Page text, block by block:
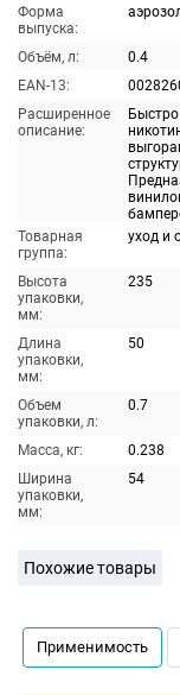
Форма
выпуска:
Объём, л:
0.4
EAN-13:
Расширенное
описание:
Товарная
группа:
уход и
Высота
упаковки,
мм:
235
Длина
упаковки,
мм:
50
Объем
упаковки, л:
0.7
Масса, кг:
0.238
Ширина
упаковки,
мм:
54
Похожие товары
Применимость